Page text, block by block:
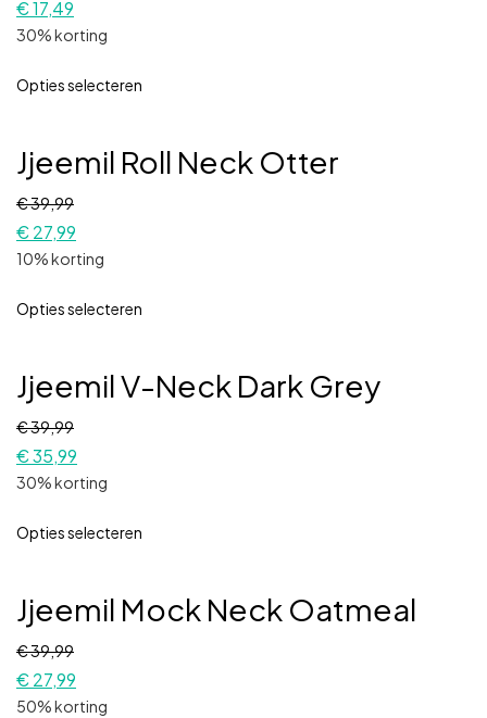
€17,49
30% korting
Opties selecteren
Jjeemil Roll Neck Otter
€39,99
€27,99
10% korting
Opties selecteren
Jjeemil V-Neck Dark Grey
€39,99
€35,99
30% korting
Opties selecteren
Jjeemil Mock Neck Oatmeal
€39,99
€27,99
50% korting